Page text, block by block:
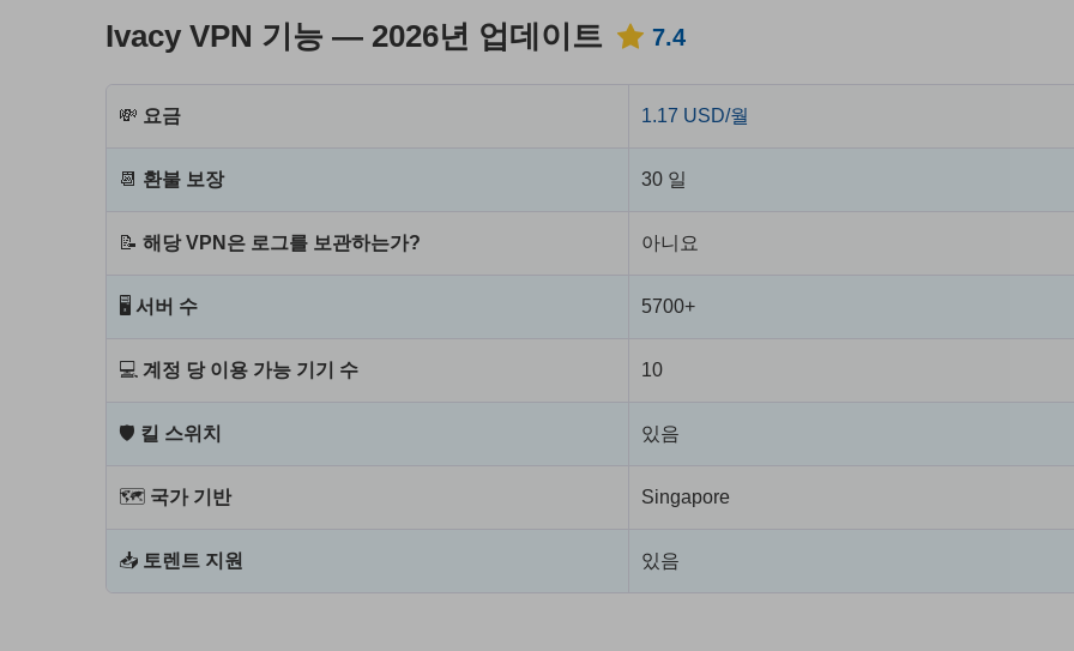
Ivacy VPN 기능 — 2026년 업데이트 7.4
💸 요금 1.17 USD/월
📆 환불 보장 30 일
📝 해당 VPN은 로그를 보관하는가? 아니요
🖥 서버 수 5700+
💻 계정 당 이용 가능 기기 수 10
🛡 킬 스위치 있음
🗺 국가 기반 Singapore
📥 토렌트 지원 있음